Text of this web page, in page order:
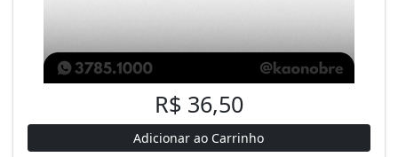
R$ 36,50
Adicionar ao Carrinho